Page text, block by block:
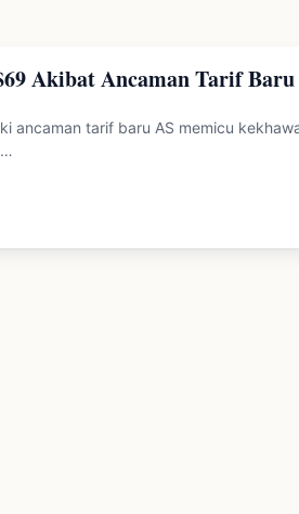
Akibat Ancaman Tarif Baru
ancaman tarif baru AS memicu